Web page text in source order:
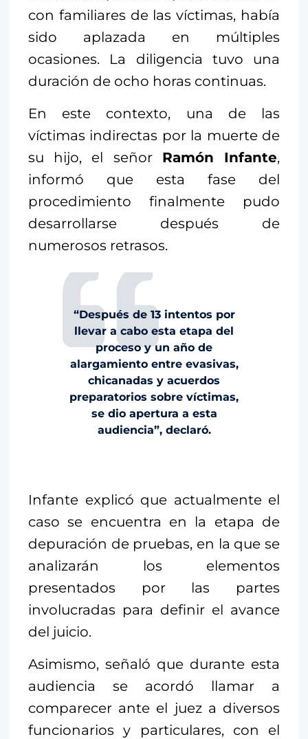
con familiares de las víctimas, había
sido aplazada en múltiples
ocasiones. La diligencia tuvo una
duración de ocho horas continuas.
En este contexto, una de las
víctimas indirectas por la muerte de
su hijo, el señor Ramón Infante,
informó que esta fase del
procedimiento finalmente pudo
desarrollarse después de
numerosos retrasos.
“Después de 13 intentos por
llevar a cabo esta etapa del
proceso y un año de
alargamiento entre evasivas,
chicanadas y acuerdos
preparatorios sobre víctimas,
se dio apertura a esta
audiencia”, declaró.
Infante explicó que actualmente el
caso se encuentra en la etapa de
depuración de pruebas, en la que se
analizarán los elementos
presentados por las partes
involucradas para definir el avance
del juicio.
Asimismo, señaló que durante esta
audiencia se acordó llamar a
comparecer ante el juez a diversos
funcionarios y particulares, con el